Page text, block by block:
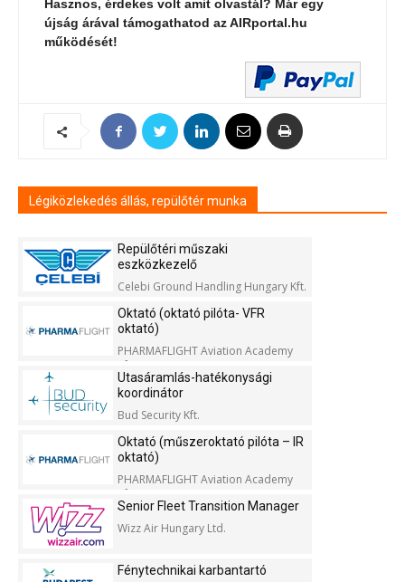
Hasznos, érdekes volt amit olvastál? Már egy
újság árával támogathatod az AIRportal.hu
működését!
Légiközlekedés állás, repülőtér munka
Repülőtéri műszaki
eszközkezelő
Celebi Ground Handling Hungary Kft.
Oktató (oktató pilóta- VFR
oktató)
PHARMAFLIGHT Aviation Academy
Kft.
Utasáramlás-hatékonysági
koordinátor
Bud Security Kft.
Oktató (műszeroktató pilóta – IR
oktató)
PHARMAFLIGHT Aviation Academy
Kft.
Senior Fleet Transition Manager
Wizz Air Hungary Ltd.
Fénytechnikai karbantartó